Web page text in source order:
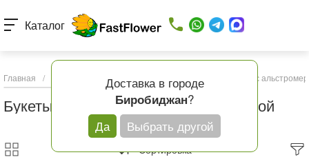
Доставка в городе
Биробиджан?
Да
Выбрать другой
Каталог
Главная / Каталог товаров Букеты с
Букеты с альстромериями с доставкой
Сортировка